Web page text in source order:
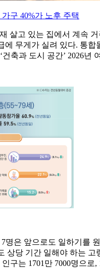
구 40%가 노후 주택
살고 있는 집에서 계속
에 무게가 실려 있다. 통
축과 도시 공간’ 2026년
명은 앞으로도 일하기를
상당 기간 일해야 하는
구는 1701만 7000명으